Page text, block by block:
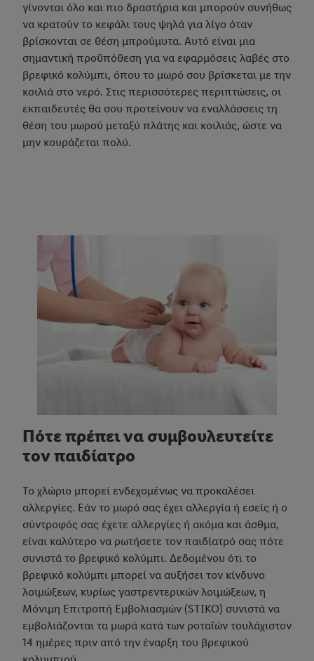
γίνονται όλο και πιο δραστήρια και μπορούν συνήθως
να κρατούν το κεφάλι τους ψηλά για λίγο όταν
βρίσκονται σε θέση μπρούμυτα. Αυτό είναι μια
σημαντική προϋπόθεση για να εφαρμόσεις λαβές στο
βρεφικό κολύμπι, όπου το μωρό σου βρίσκεται με την
κοιλιά στο νερό. Στις περισσότερες περιπτώσεις, οι
εκπαιδευτές θα σου προτείνουν να εναλλάσσεις τη
θέση του μωρού μεταξύ πλάτης και κοιλιάς, ώστε να
μην κουράζεται πολύ.
Πότε πρέπει να συμβουλευτείτε
τον παιδίατρο
Το χλώριο μπορεί ενδεχομένως να προκαλέσει
αλλεργίες. Εάν το μωρό σας έχει αλλεργία ή εσείς ή ο
σύντροφός σας έχετε αλλεργίες ή ακόμα και άσθμα,
είναι καλύτερο να ρωτήσετε τον παιδίατρό σας πότε
συνιστά το βρεφικό κολύμπι. Δεδομένου ότι το
βρεφικό κολύμπι μπορεί να αυξήσει τον κίνδυνο
λοιμώξεων, κυρίως γαστρεντερικών λοιμώξεων, η
Μόνιμη Επιτροπή Εμβολιασμών (STIKO) συνιστά να
εμβολιάζονται τα μωρά κατά των ροταϊών τουλάχιστον
14 ημέρες πριν από την έναρξη του βρεφικού